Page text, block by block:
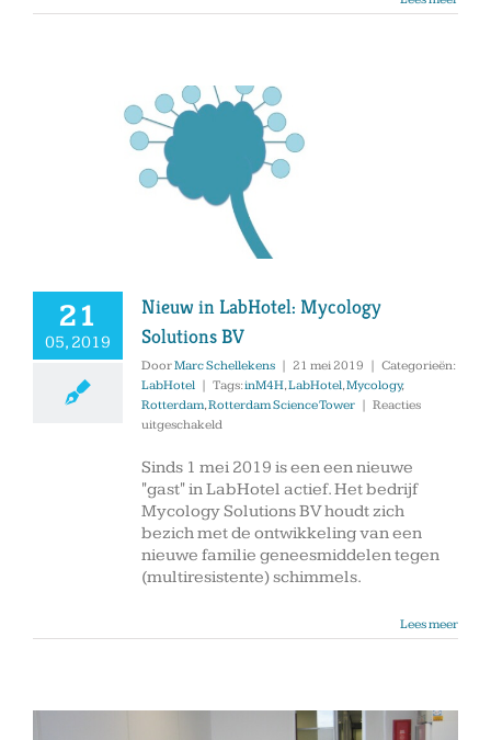
21
05, 2019
Nieuw in LabHotel: Mycology
Solutions BV
DoorMarc Schellekens | 21 mei 2019 | Categorieën:
LabHotel | Tags:inM4H,LabHotel,Mycology,
Rotterdam,Rotterdam Science Tower | Reacties
uitgeschakeld
in
LabHotel:
Mycology
Solutions
BV
Sinds 1 mei 2019 is een een nieuwe
"gast" in LabHotel actief. Het bedrijf
Mycology Solutions BV houdt zich
bezich met de ontwikkeling van een
nieuwe familie geneesmiddelen tegen
(multiresistente) schimmels.
Lees meer